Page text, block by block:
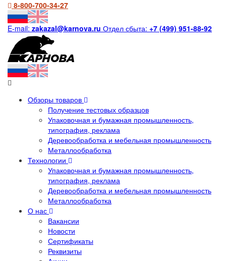
8-800-700-34-27
E-mail: zakazal@karnova.ru Отдел сбыта: +7 (499) 951-88-92
Обзоры товаров
Получение тестовых образцов
Упаковочная и бумажная промышленность,
типография, реклама
Деревообработка и мебельная промышленность
Металлообработка
Технологии
Упаковочная и бумажная промышленность,
типография, реклама
Деревообработка и мебельная промышленность
Металлообработка
О нас
Вакансии
Новости
Сертификаты
Реквизиты